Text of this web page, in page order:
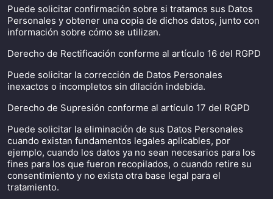
Puede solicitar confirmación sobre si tratamos sus Datos
Personales y obtener una copia de dichos datos, junto con
información sobre cómo se utilizan.
Derecho de Rectificación conforme al artículo 16 del RGPD
Puede solicitar la corrección de Datos Personales
inexactos o incompletos sin dilación indebida.
Derecho de Supresión conforme al artículo 17 del RGPD
Puede solicitar la eliminación de sus Datos Personales
cuando existan fundamentos legales aplicables, por
ejemplo, cuando los datos ya no sean necesarios para los
fines para los que fueron recopilados, o cuando retire su
consentimiento y no exista otra base legal para el
tratamiento.